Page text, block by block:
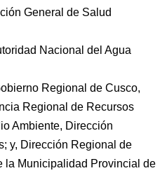
General de Salud
Nacional del Agua
Regional de Cusco,
Regional de Recursos
Ambiente, Dirección
y, Dirección Regional de
la Municipalidad Provincial de